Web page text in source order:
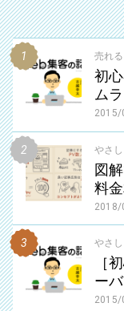
売れ
初
ム
2015/
やさ
図
料
2018/
やさ
［
ー
2015/